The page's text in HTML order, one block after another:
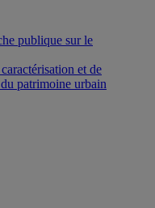
publique sur le
et de
patrimoine urbain